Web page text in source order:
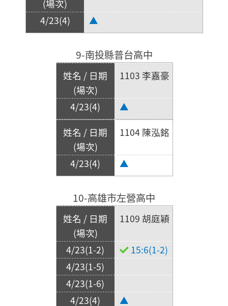
▲
9-南投縣普台高中
1103 李嘉豪
▲
1104 陳泓銘
▲
10-高雄市左營高中
1109 胡庭穎
15:6(1-2)
▲